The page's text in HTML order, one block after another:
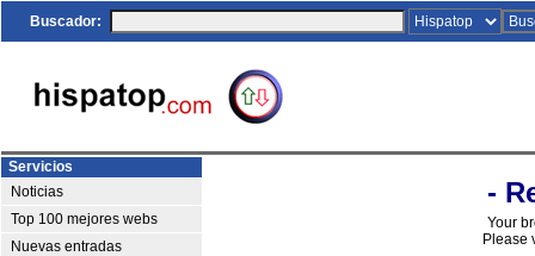
Buscador:
Servicios
Noticias
Top 100 mejores webs
Nuevas entradas
-
Your
Please